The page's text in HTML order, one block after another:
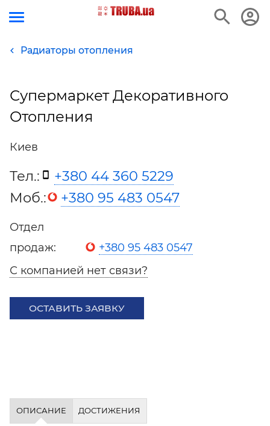
Радиаторы отопления
Супермаркет Декоративного
Отопления
Киев
Тел.:
+380 44 360 5229
Моб.:
+380 95 483 0547
Отдел
продаж:
+380 95 483 0547
С компанией нет связи?
ОСТАВИТЬ ЗАЯВКУ
ОПИСАНИЕ ДОСТИЖЕНИЯ